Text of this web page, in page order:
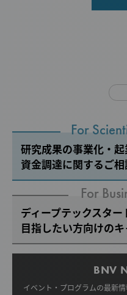
For
研究成果の事業化・起
資金調達に関するご
For
ディープテックスタ
目指したい方向けの
BNV
イベント・プログラムの最新情